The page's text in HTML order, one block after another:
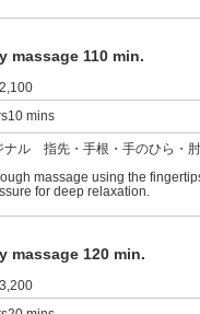
massage 110 min.
mins
ナル 指先・手根・手のひら・
massage using the
for deep relaxation.
massage 120 min.